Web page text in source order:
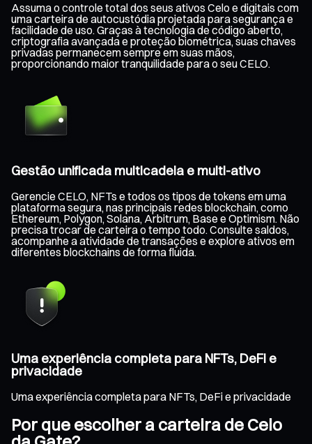
Assuma o controle total dos seus ativos Celo e digitais com
uma carteira de autocustódia projetada para segurança e
facilidade de uso. Graças à tecnologia de código aberto,
criptografia avançada e proteção biométrica, suas chaves
privadas permanecem sempre em suas mãos,
proporcionando maior tranquilidade para o seu CELO.
Gestão unificada multicadeia e multi-ativo
Gerencie CELO, NFTs e todos os tipos de tokens em uma
plataforma segura, nas principais redes blockchain, como
Ethereum, Polygon, Solana, Arbitrum, Base e Optimism. Não
precisa trocar de carteira o tempo todo. Consulte saldos,
acompanhe a atividade de transações e explore ativos em
diferentes blockchains de forma fluida.
Uma experiência completa para NFTs, DeFi e
privacidade
Uma experiência completa para NFTs, DeFi e privacidade
Por que escolher a carteira de Celo